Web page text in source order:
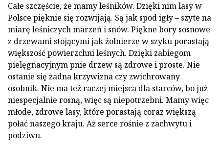
Całe szczęście, że mamy leśników. Dzięki nim lasy w
Polsce pięknie się rozwijają. Są jak spod igły – szyte na
miarę leśniczych marzeń i snów. Piękne bory sosnowe
z drzewami stojącymi jak żołnierze w szyku porastają
większość powierzchni leśnych. Dzięki zabiegom
pielęgnacyjnym pnie drzew są zdrowe i proste. Nie
ostanie się żadna krzywizna czy zwichrowany
osobnik. Nie ma też raczej miejsca dla starców, bo już
niespecjalnie rosną, więc są niepotrzebni. Mamy więc
młode, zdrowe lasy, które porastają coraz większą
połać naszego kraju. Aż serce rośnie z zachwytu i
podziwu.